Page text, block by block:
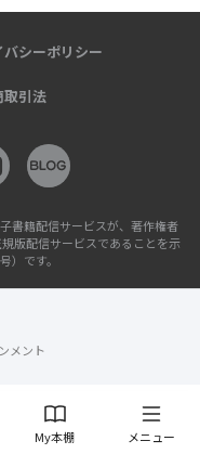
My本棚 メニュー
バシーポリシー
取引法
書籍配信サービスが、著作権者
版配信サービスであることを示
）です。
メント